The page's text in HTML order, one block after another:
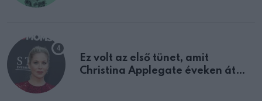
Ez volt az első tünet, amit
Christina Applegate éveken át